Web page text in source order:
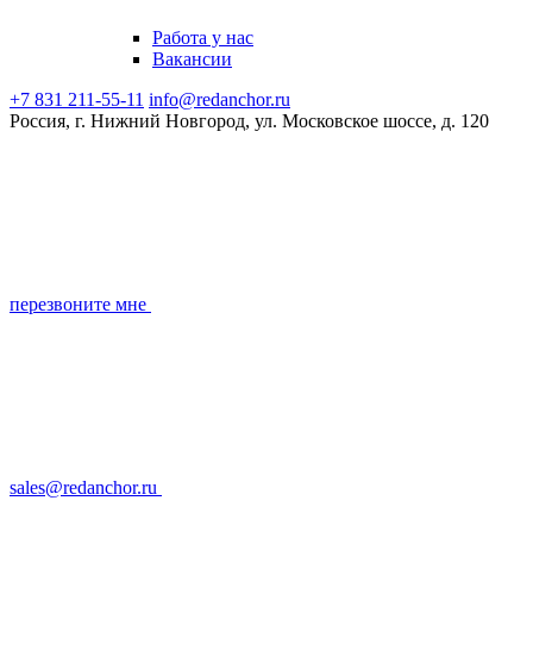
Работа у нас
Вакансии
+7 831 211-55-11 info@redanchor.ru
Россия, г. Нижний Новгород, ул. Московское шоссе, д. 120
перезвоните мне
sales@redanchor.ru